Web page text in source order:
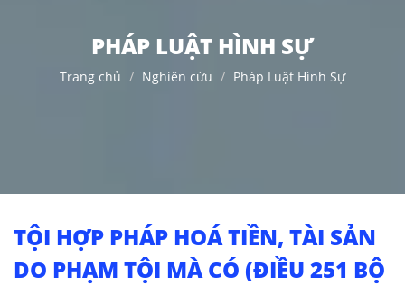
DỊCH
VỤ
PHÁP LUẬT HÌNH SỰ
Trang chủ Nghiên cứu Pháp Luật Hình Sự
TỘI HỢP PHÁP HOÁ TIỀN, TÀI SẢN
DO PHẠM TỘI MÀ CÓ (ĐIỀU 251 BỘ